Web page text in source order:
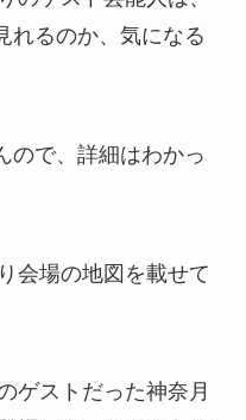
れるのか、気になる
ので、詳細はわかっ
会場の地図を載せて
ゲストだった神奈月